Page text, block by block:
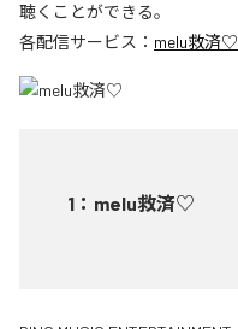
聴くことができる。
各配信サービス： melu救済♡
1 ： melu救済♡